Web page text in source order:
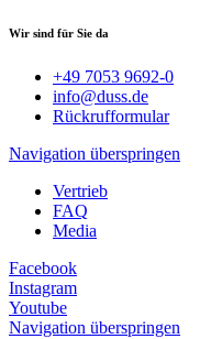
Wir sind für Sie da
+49 7053 9692-0
info@duss.de
Rückrufformular
Navigation überspringen
Vertrieb
FAQ
Media
Facebook
Instagram
Youtube
Navigation überspringen